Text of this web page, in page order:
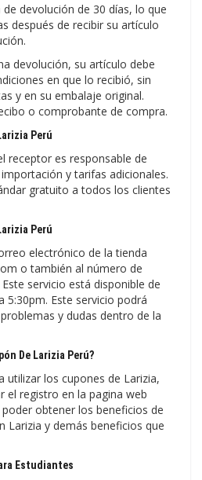
devolución de 30 días, lo que
después de recibir su artículo
devolución, su artículo debe
en que lo recibió, sin
y en su embalaje original.
o comprobante de compra.
Perú
receptor es responsable de
y tarifas adicionales.
gratuito a todos los clientes
Perú
electrónico de la tienda
o también al número de
servicio está disponible de
5:30pm. Este servicio podrá
y dudas dentro de la
De Larizia Perú?
utilizar los cupones de Larizia,
el registro en la pagina web
obtener los beneficios de
Larizia y demás beneficios que
Estudiantes